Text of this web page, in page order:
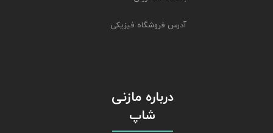
آدرس فروشگاه فیزیکی
درباره مازنی
شاپ